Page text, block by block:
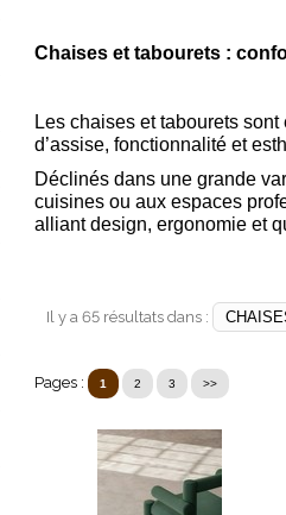
Chaises et tabourets :
Les chaises et tabourets
d’assise, fonctionnalité et
Déclinés dans une grande
cuisines ou aux espaces
alliant design, ergonomie et
Il y a 65 résultats dans :
Pages : 1 2 3 >>